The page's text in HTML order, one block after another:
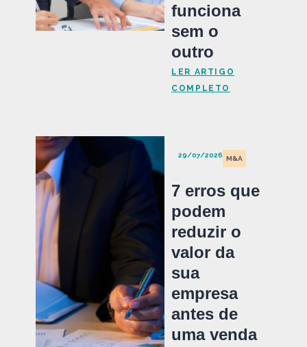
funciona
sem o
outro
LER ARTIGO
COMPLETO
29/07/2026 M&A
7 erros que
podem
reduzir o
valor da
sua
empresa
antes de
uma venda